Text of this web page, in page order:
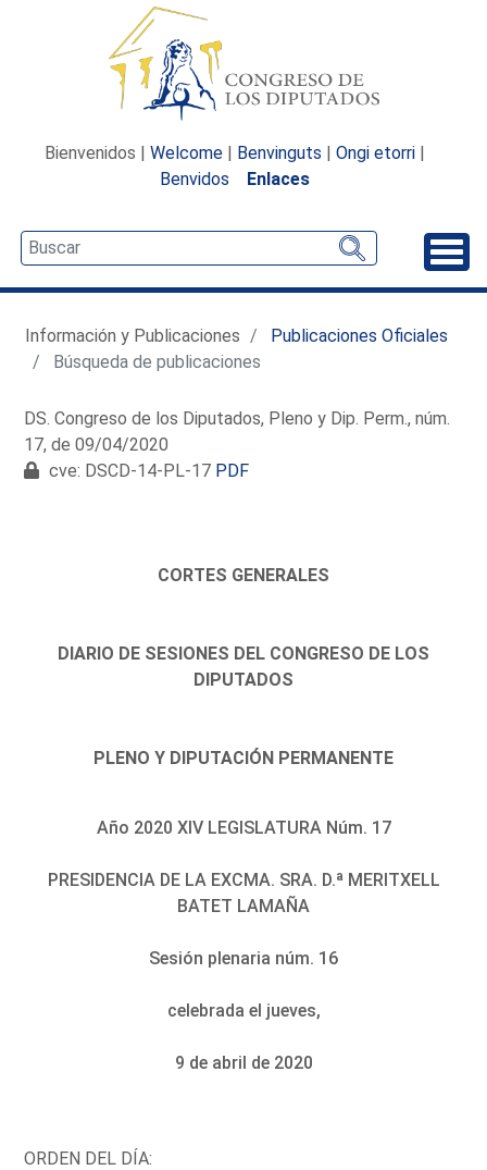
Bienvenidos | Welcome | Benvinguts | Ongi etorri |
Benvidos
Enlaces
Información y Publicaciones
Publicaciones Oficiales
Búsqueda de publicaciones
DS. Congreso de los Diputados, Pleno y Dip. Perm., núm.
17, de 09/04/2020
cve: DSCD-14-PL-17 PDF
CORTES GENERALES
DIARIO DE SESIONES DEL CONGRESO DE LOS
DIPUTADOS
PLENO Y DIPUTACIÓN PERMANENTE
Año 2020 XIV LEGISLATURA Núm. 17
PRESIDENCIA DE LA EXCMA. SRA. D.ª MERITXELL
BATET LAMAÑA
Sesión plenaria núm. 16
celebrada el jueves,
9 de abril de 2020
ORDEN DEL DÍA: